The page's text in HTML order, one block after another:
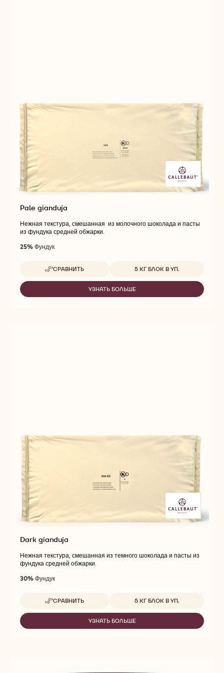
Pale gianduja
Нежная текстура, смешанная из молочного шоколада и пасты
из фундука средней обжарки.
25% Фундук
СРАВНИТЬ
-
PALE
GIANDUJA
Доступные размеры
5 КГ БЛОК В УП.
УЗНАТЬ БОЛЬШЕ
-
Dark gianduja
Нежная текстура, смешанная из темного шоколада и пасты из
фундука средней обжарки.
30% Фундук
СРАВНИТЬ
-
DARK
GIANDUJA
Доступные размеры
5 КГ БЛОК В УП.
УЗНАТЬ БОЛЬШЕ
-